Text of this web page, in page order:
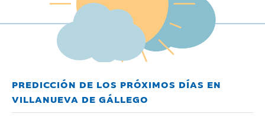
PREDICCIÓN DE LOS PRÓXIMOS DÍAS EN
VILLANUEVA DE GÁLLEGO